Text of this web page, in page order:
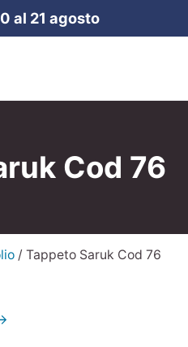
al 21 agosto
Cod 76
/Tappeto Saruk Cod 76